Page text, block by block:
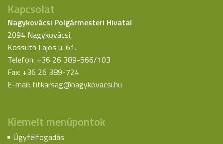
Kapcsolat
Nagykovácsi Polgármesteri Hivatal
2094 Nagykovácsi,
Kossuth Lajos u. 61.
Telefon: +36 26 389-566/103
Fax: +36 26 389-724
E-mail: titkarsag@nagykovacsi.hu
Kiemelt menüpontok
Ügyfélfogadás